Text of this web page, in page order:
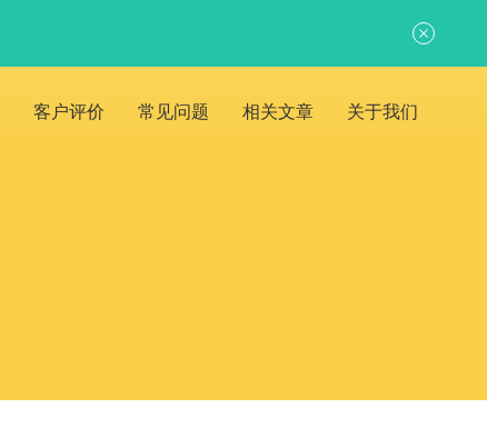
客户评价 常见问题 相关文章 关于我们